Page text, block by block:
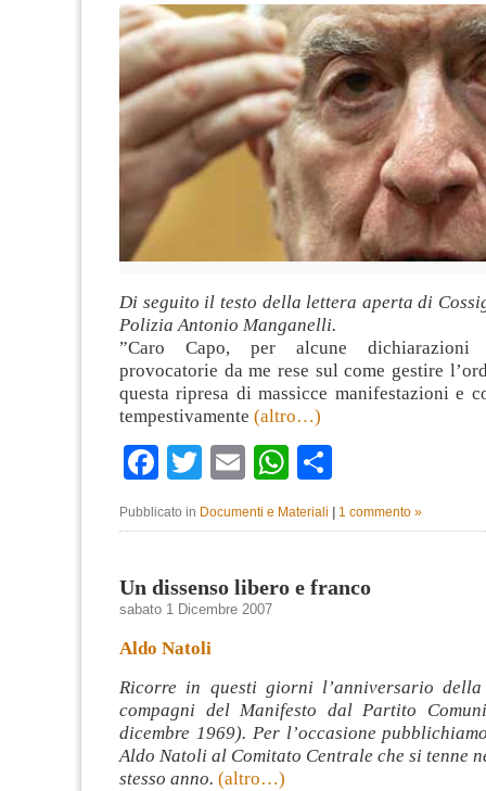
Di seguito il testo della lettera aperta di
Polizia Antonio Manganelli.
”Caro Capo, per alcune dichiarazioni
provocatorie da me rese sul come gestire
questa ripresa di massicce manifestazioni e
tempestivamente (altro…)
Facebook
TwitterEmailWhatsApp
Pubblicato in Documenti e Materiali 1 commento »
Un dissenso libero e franco
sabato 1 Dicembre 2007
Aldo Natoli
Ricorre in questi giorni l’anniversario
compagni del Manifesto dal Partito
dicembre 1969). Per l’occasione
Aldo Natoli al Comitato Centrale che si tenne
stesso anno. (altro…)